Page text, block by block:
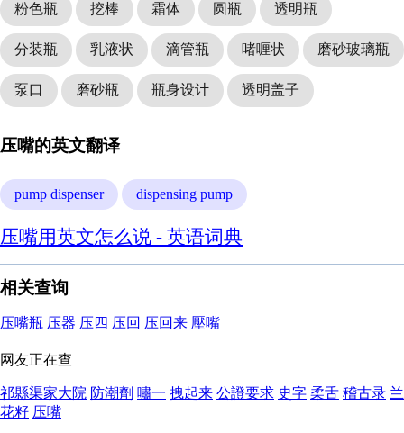
粉色瓶 挖棒 霜体 圆瓶 透明瓶
分装瓶 乳液状 滴管瓶 啫喱状 磨砂玻璃瓶
泵口 磨砂瓶 瓶身设计 透明盖子
压嘴的英文翻译
pump dispenser dispensing pump
压嘴用英文怎么说 - 英语词典
相关查询
压嘴瓶 压器 压四 压回 压回来 壓嘴
网友正在查
祁縣渠家大院 防潮劑 嘯一 拽起来 公證要求 史字 柔舌 稽古录 兰
花籽 压嘴